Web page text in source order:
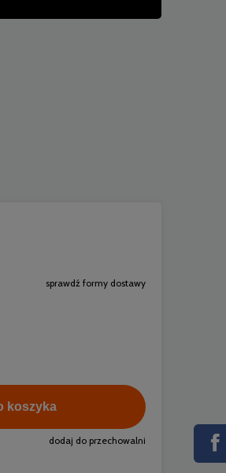
sprawdź formy dostawy
koszyka
dodaj do przechowalni